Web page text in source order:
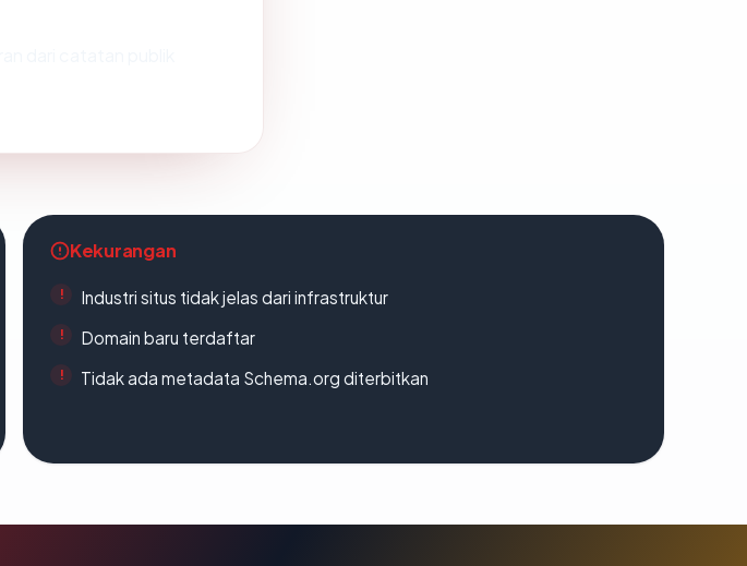
Kekurangan
Industri situs tidak jelas dari infrastruktur
Domain baru terdaftar
Tidak ada metadata Schema.org diterbitkan